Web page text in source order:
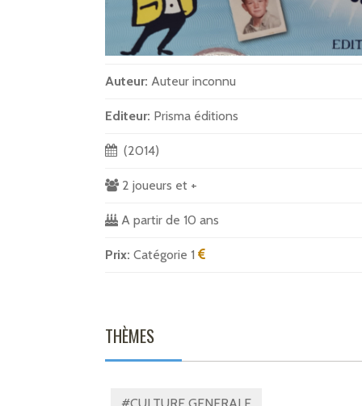
Auteur: Auteur inconnu
Editeur: Prisma éditions
(2014)
2 joueurs et +
A partir de 10 ans
Prix: Catégorie 1
THÈMES